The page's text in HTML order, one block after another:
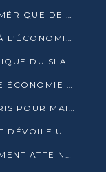
LE CONGO LANCE SON SYSTÈME NUMÉRIQUE DE VÉRIFICATION DU BOIS
DES FUTURS JOURNALISTES INITIÉS À L’ÉCONOMIE BLEUE DURABLE
LE CONGO SACRÉ CHAMPION D’AFRIQUE DU SLAM 2025
LA VISION DU CONGO AXÉE SUR UNE ÉCONOMIE BAS CARBONE AU RENDEZ-VOUS DE MONACO 2025
RECONNAISSANCE : HONNEUR À PARIS POUR MAIXENT RAOUL OMINGA
CANAL+ RELANCE LA CHAÎNE CAN ET DÉVOILE UNE OFFRE EXCEPTIONNELLE POUR DÉCEMBRE
LA DETTE DES PAYS EN DÉVELOPPEMENT ATTEINT UN SOMMET HISTORIQUE ENTRE 2022 ET 2024